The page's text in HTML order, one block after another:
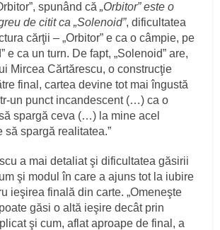
spunând că„Orbitor” este o
de citit ca „Solenoid”, dificultatea
cărţii – „Orbitor” e ca o câmpie, pe
e ca un turn. De fapt, „Solenoid” are,
Mircea Cărtărescu, o construcţie
final, cartea devine tot mai îngustă
un punct incandescent (…) ca o
spargă ceva (…) la mine acel
să spargă realitatea.”
a mai detaliat şi dificultatea găsirii
şi modul în care a ajuns tot la iubire
ieşirea finală din carte. „Omeneşte
găsi o altă ieşire decât prin
şi cum, aflat aproape de final, a